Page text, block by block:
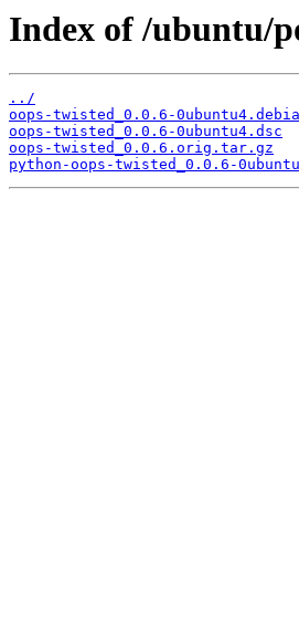
Index of /ubuntu/
../
oops-twisted_0.0.6-
oops-twisted_0.0.6-0ubuntu4.dsc
oops-twisted_0.0.6.orig.tar.gz
python-oops-twisted_0.0.6-